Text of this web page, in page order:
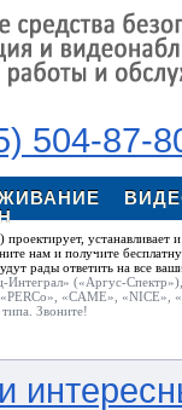
504-87-
устанавливает и
нам и получите
рады ответить на все
Интеграл» («Аргус-
«CAME», «NICE»,
Звоните!